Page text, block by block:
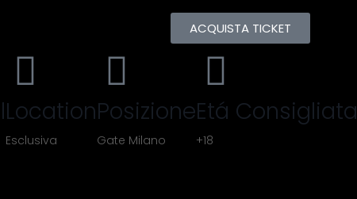
ACQUISTA TICKET
Location
Esclusiva
Posizione
Gate Milano
Etá Consigliata
+18